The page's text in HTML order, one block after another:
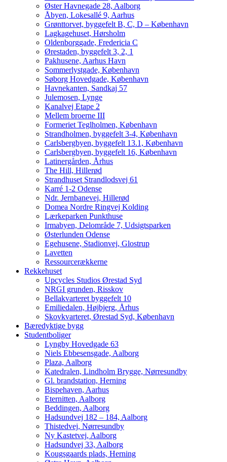
Øster Havnegade 28, Aalborg
Åbyen, Lokesallé 9, Aarhus
Grønttorvet, byggefelt B, C, D – København
Lagkagehuset, Hørsholm
Oldenborggade, Fredericia C
Ørestaden, byggefelt 3, 2, 1
Pakhusene, Aarhus Havn
Sommerlystgade, København
Søborg Hovedgade, København
Havnekanten, Sandkaj 57
Julemosen, Lynge
Kanalvej Etape 2
Mellem broerne III
Formeriet Teglholmen, København
Strandholmen, byggefelt 3-4, København
Carlsbergbyen, byggefelt 13.1, København
Carlsbergbyen, byggefelt 16, København
Latinergården, Århus
The Hill, Hillerød
Strandhuset Strandlodsvej 61
Karré 1-2 Odense
Ndr. Jernbanevej, Hillerød
Domea Nordre Ringvej Kolding
Lærkeparken Punkthuse
Irmabyen, Delområde 7, Udsigtsparken
Østerlunden Odense
Egehusene, Stadionvej, Glostrup
Lavetten
Ressourcerækkerne
Rekkehuset
Upcycles Studios Ørestad Syd
NRGI grunden, Risskov
Bellakvarteret byggefelt 10
Emiliedalen, Højbjerg, Århus
Skovkvarteret, Ørestad Syd, København
Bæredyktige bygg
Studentboliger
Lyngby Hovedgade 63
Niels Ebbesensgade, Aalborg
Plaza, Aalborg
Katedralen, Lindholm Brygge, Nørresundby
Gl. brandstation, Herning
Bispehaven, Aarhus
Eternitten, Aalborg
Beddingen, Aalborg
Hadsundvej 182 – 184, Aalborg
Thistedvej, Nørresundby
Ny Kastetvej, Aalborg
Hadsundvej 33, Aalborg
Kougsgaards plads, Herning